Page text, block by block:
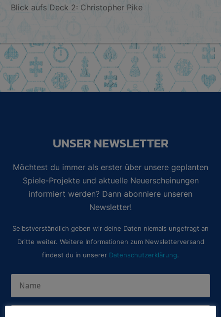
Blick aufs Deck 2: Christopher Pike
UNSER NEWSLETTER
Möchtest du immer als erster über unsere geplanten
Spiele-Projekte und aktuelle Neuerscheinungen
informiert werden? Dann abonniere unseren
Newsletter!
Selbstverständlich geben wir deine Daten niemals ungefragt an
Dritte weiter. Weitere Informationen zum Newsletterversand
findest du in unserer Datenschutzerklärung.